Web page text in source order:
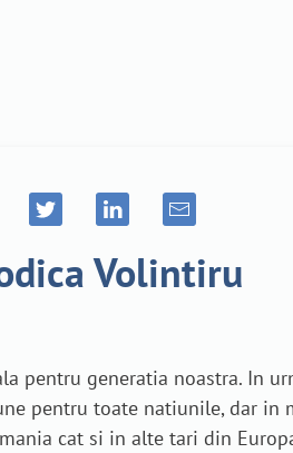
Volintiru
pentru generatia noastra. In
pentru toate natiunile, dar in
cat si in alte tari din